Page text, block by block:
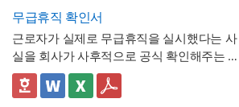
안내, 기업의 신입사원 온보딩 자료, 동아리·
학회의 오리엔테이션 자료, 교육기관의 커리
큘럼 소개 등 실무에 필요한 내용을 효과적으
로 정리할 수 있으며, 대학교·기업 인사팀·교
육기관·동아리 및 학회 등 다양한 분야에서 활
* 해당 템플릿에 사용된 폰트는 [ Pretendard
] 입니다.
폰트가 없을 경우 기본 폰트로 보입니다.
* 폰트는 따로 제공되지 않으므로 다운로드
및 변경하여 사용하시기 바랍니다.
며칠에 해당하는지"를 신청서 자체에서 바로
계산·검증 가능
- 사용시간을 "14:00~16:00(총 2시간)"처럼
시작·종료 시각과 총 시간을 함께 기재하도록
해, 반차보다 세분화된 시간 단위로 병원 진
료, 관공서 방문 등 짧은 용무에 유연하게 대
응
- "회사의 소정근로시간에 따라 차감기준은
달라질 수 있음"이라는 단서를 명시해, 하루 8
시간 근무가 아닌 사업장에서도 환산 기준을
조정해 적용할 수 있음을 안내
- 업무 특이사항란을 별도로 두어, 시간단위
연차 사용으로 인해 발생할 수 있는 업무 공백
무급휴직 확인서
근로자가 실제로 무급휴직을 실시했다는 사
실을 회사가 사후적으로 공식 확인해주는 증
명서입니다. 휴직원(신청서)이 사전 승인 절차
를 위한 문서라면, 이 확인서는 이미 실시된
📣 이 서식의 구성 특징